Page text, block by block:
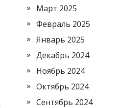
Март 2025
Февраль 2025
Январь 2025
Декабрь 2024
Ноябрь 2024
Октябрь 2024
Сентябрь 2024